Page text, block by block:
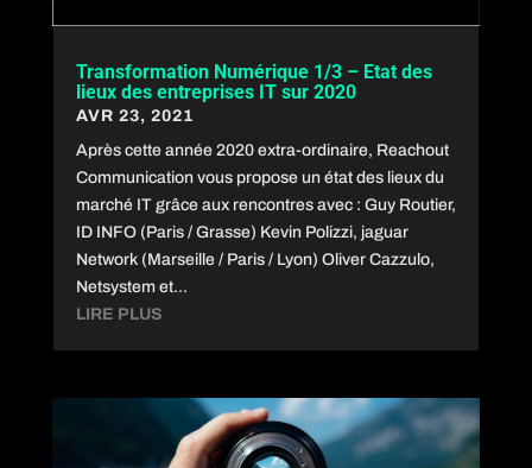
Transformation Numérique 1/3 – Etat des
lieux des entreprises IT sur 2020
AVR 23, 2021
Après cette année 2020 extra-ordinaire, Reachout
Communication vous propose un état des lieux du
marché IT grâce aux rencontres avec : Guy Routier,
ID INFO (Paris / Grasse) Kevin Polizzi, jaguar
Network (Marseille / Paris / Lyon) Oliver Cazzulo,
Netsystem et...
LIRE PLUS